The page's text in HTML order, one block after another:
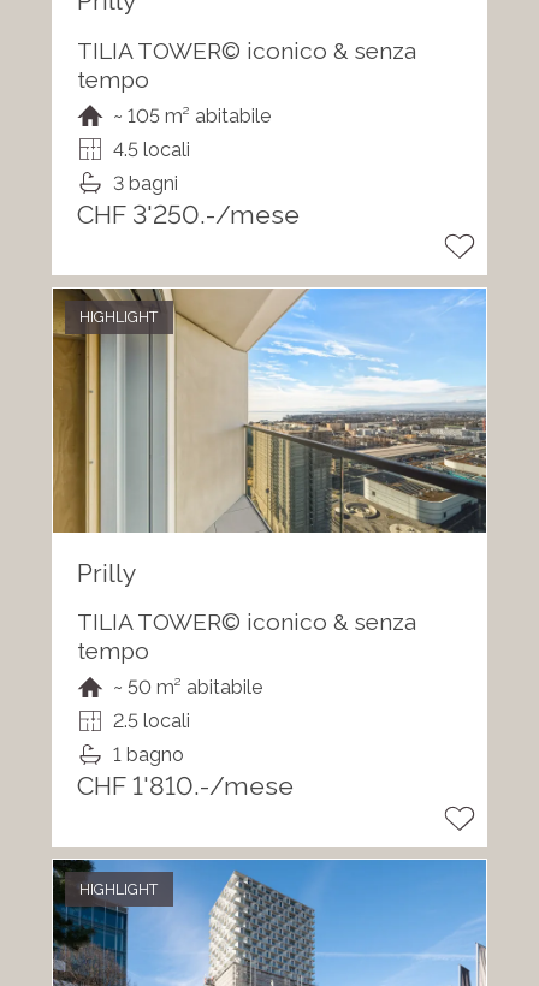
TILIA TOWER© iconico & senza
tempo
~ 105 m² abitabile
4.5 locali
3 bagni
CHF 3'250.-/mese
HIGHLIGHT
Prilly
TILIA TOWER© iconico & senza
tempo
~ 50 m² abitabile
2.5 locali
1 bagno
CHF 1'810.-/mese
HIGHLIGHT